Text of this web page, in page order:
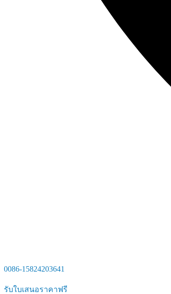
0086-15824203641
รับใบเสนอราคาฟรี